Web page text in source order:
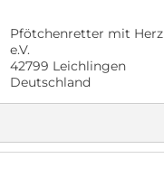
Pfötchenretter mit Herz
e.V.
42799 Leichlingen
Deutschland